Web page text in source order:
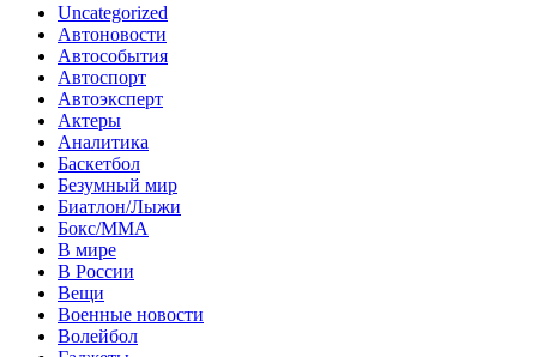
Uncategorized
Автоновости
Автособытия
Автоспорт
Автоэксперт
Актеры
Аналитика
Баскетбол
Безумный мир
Биатлон/Лыжи
Бокс/MMA
В мире
В России
Вещи
Военные новости
Волейбол